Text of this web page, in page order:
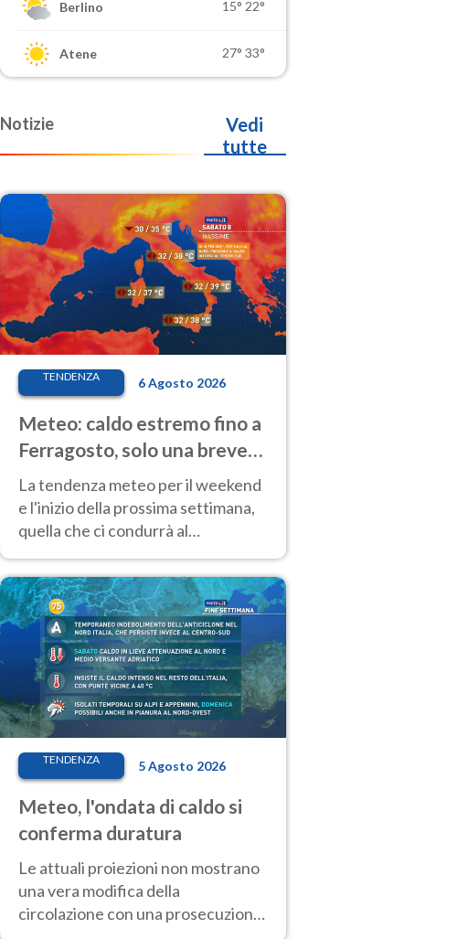
Berlino 15° 22°
Atene 27° 33°
Notizie
Vedi
tutte
TENDENZA 6 Agosto 2026
Meteo: caldo estremo fino a
Ferragosto, solo una breve
pausa. Ecco dove
La tendenza meteo per il weekend
e l'inizio della prossima settimana,
quella che ci condurrà al
temperature molto elevate
TENDENZA 5 Agosto 2026
Meteo, l'ondata di caldo si
conferma duratura
Le attuali proiezioni non mostrano
una vera modifica della
circolazione con una prosecuzione